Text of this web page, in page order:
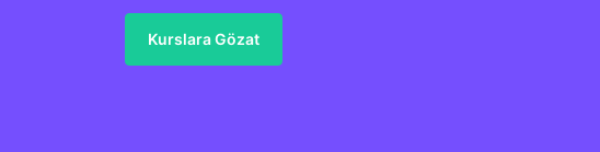
Kurslara Gözat